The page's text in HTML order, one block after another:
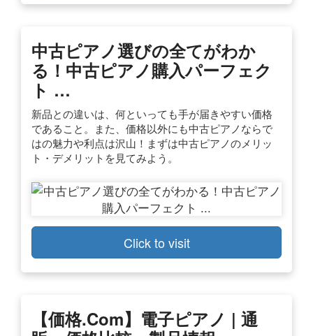
中古ピアノ選びの全てがわか
る！中古ピアノ購入パーフェク
ト …
新品との違いは、何といっても手が届きやすい価格
であること。また、価格以外にも中古ピアノならで
はの魅力や利点は沢山！まずは中古ピアノのメリッ
ト・デメリットを見てみよう。
Click to visit
【価格.com】電子ピアノ | 通